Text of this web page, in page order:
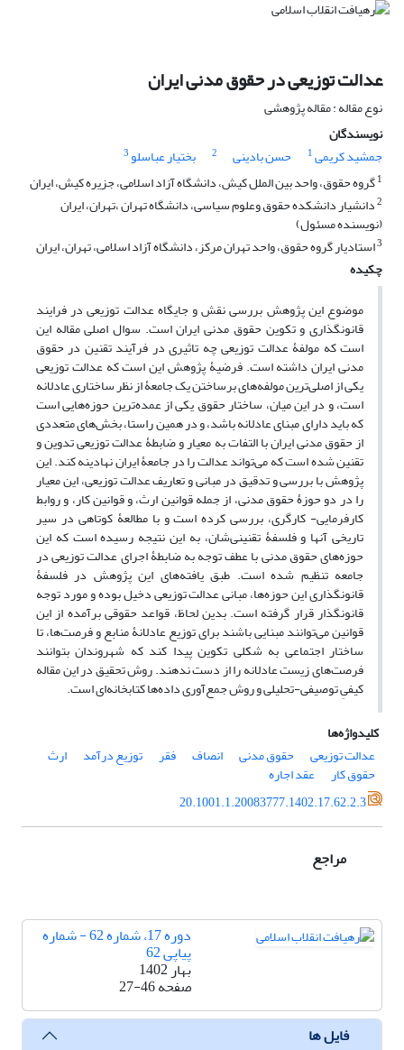
عدالت توزیعی در حقوق مدنی ایران
نوع مقاله : مقاله پژوهشی
نویسندگان
جمشید کریمی1 حسن بادینی 2 بختیار عباسلو3
1گروه حقوق، واحد بین الملل کیش، دانشگاه آزاد اسلامی، جزیره کیش، ایران
2دانشیار دانشکده حقوق وعلوم سیاسی، دانشگاه تهران ،تهران، ایران
(نویسنده مسئول)
3استادیار گروه حقوق، واحد تهران مرکز، دانشگاه آزاد اسلامی، تهران، ایران
چکیده
موضوع این پژوهش بررسی نقش و جایگاه عدالت توزیعی در فرایند
قانونگذاری و تکوین حقوق مدنی ایران است. سوال اصلی مقاله این
است که مولفۀ عدالت توزیعی چه تاثیری در فرآیند تقنین در حقوق
مدنی ایران داشته است. فرضیۀ پژوهش این است که عدالت توزیعی
یکی از اصلی‌ترین مولفه‌های برساختن یک جامعۀ از نظر ساختاری عادلانه
است، و در این میان، ساختار حقوق یکی از عمده‌ترین حوزه‌هایی است
که باید دارای مبنای عادلانه باشد، و در همین راستا، بخش‌های متعددی
از حقوق مدنی ایران با التفات به معیار و ضابطۀ عدالت توزیعی تدوین و
تقنین شده است که می‌تواند عدالت را در جامعۀ ایران نهادینه کند. این
پژوهش با بررسی و تدقیق در مبانی و تعاریف عدالت توزیعی، این معیار
را در دو حوزۀ حقوق مدنی، از جمله قوانین ارث، و قوانین کار، و روابط
کارفرمایی- کارگری، بررسی کرده است و با مطالعۀ کوتاهی در سیر
تاریخی آنها و فلسفۀ تقنینی‌شان، به این نتیجه رسیده است که این
حوزه‌های حقوق مدنی با عطف توجه به ضابطۀ اجرای عدالت توزیعی در
جامعه تنظیم شده است. طبق یافته‌های این پژوهش در فلسفۀ
قانونگذاری این حوزه‌ها، مبانی عدالت توزیعی دخیل بوده و مورد توجه
قانونگذار قرار گرفته است. بدین لحاظ، قواعد حقوقی برآمده از این
قوانین می‌توانند مبنایی باشند برای توزیع عادلانۀ منابع و فرصت‌ها، تا
ساختار اجتماعی به شکلی تکوین پیدا کند که شهروندان بتوانند
فرصت‌های زیست عادلانه را از دست ندهند. روش تحقیق در این مقاله
کیفیِ توصیفی-تحلیلی و روش جمع‌آوری داده‌ها کتابخانه‌ای است.
کلیدواژه‌ها
عدالت توزیعی
حقوق مدنی انصاف فقر توزیع درآمد ارث
حقوق کار
عقد اجاره
20.1001.1.20083777.1402.17.62.2.3
مراجع
دوره 17، شماره 62 - شماره
پیاپی 62
بهار 1402
صفحه27-46
فایل ها